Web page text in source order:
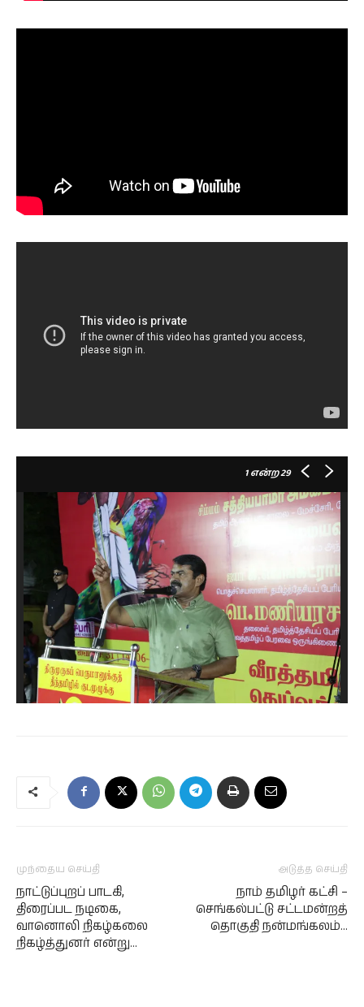
1என்ற 29
முந்தைய செய்தி
நாட்டுப்புறப் பாடகி,
திரைப்பட நடிகை,
வானொலி நிகழ்கலை
நிகழ்த்துனர் என்று…
அடுத்த செய்தி
நாம் தமிழர் கட்சி –
செங்கல்பட்டு சட்டமன்றத்
தொகுதி நன்மங்கலம்…